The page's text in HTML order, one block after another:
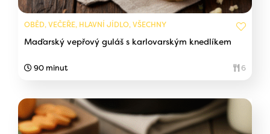
OBĚD, VEČEŘE, HLAVNÍ JÍDLO, VŠECHNY
Maďarský vepřový guláš s karlovarským knedlíkem
90 minut 6